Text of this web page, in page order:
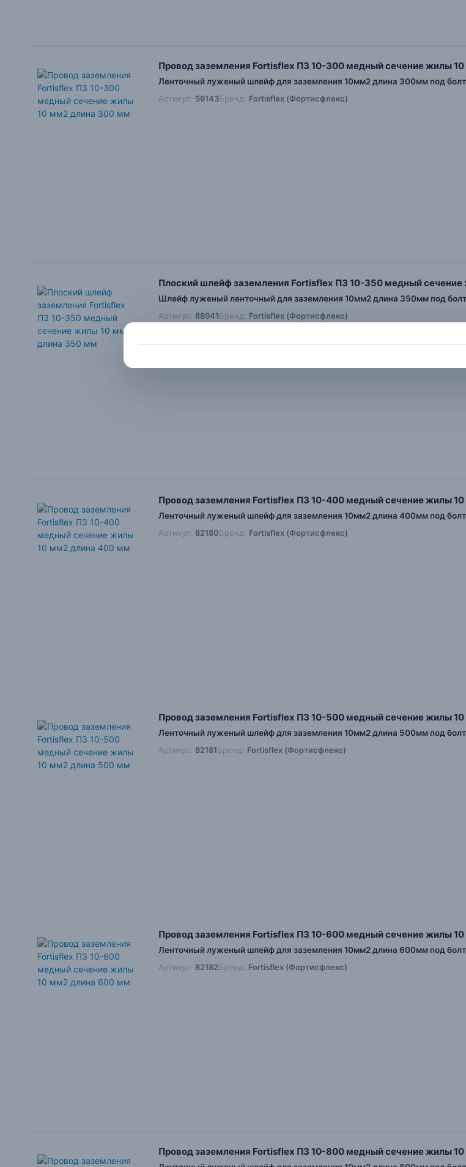
Провод заземления Fortisflex ПЗ 10-300 медный сечение жилы
Ленточный луженый шлейф для заземления 10мм2 длина 300мм под
Артикул: 59143Бренд: Fortisflex (Фортисфлекс)
Плоский шлейф заземления Fortisflex ПЗ 10-350 медный
Шлейф луженый ленточный для заземления 10мм2 длина 350мм под
Артикул: 88941Бренд: Fortisflex (Фортисфлекс)
Провод заземления Fortisflex ПЗ 10-400 медный сечение жилы
Ленточный луженый шлейф для заземления 10мм2 длина 400мм под
Артикул: 82180Бренд: Fortisflex (Фортисфлекс)
Провод заземления Fortisflex ПЗ 10-500 медный сечение жилы
Ленточный луженый шлейф для заземления 10мм2 длина 500мм под
Артикул: 82181Бренд: Fortisflex (Фортисфлекс)
Провод заземления Fortisflex ПЗ 10-600 медный сечение жилы
Ленточный луженый шлейф для заземления 10мм2 длина 600мм под
Артикул: 82182Бренд: Fortisflex (Фортисфлекс)
Провод заземления Fortisflex ПЗ 10-800 медный сечение жилы